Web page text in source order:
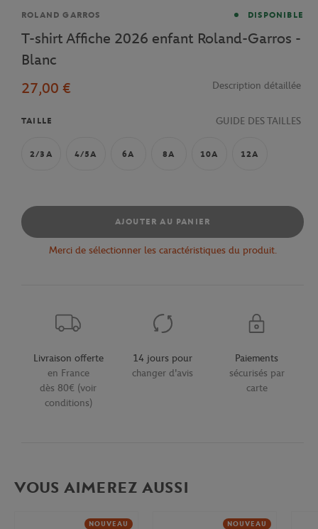
Marque
ROLAND GARROS DISPONIBLE
T-shirt Affiche 2026 enfant Roland-Garros -
Blanc
27,00 €
Description détaillée
TAILLE GUIDE DES TAILLES
2/3A 4/5A 6A 8A 10A 12A
AJOUTER AU PANIER
Merci de sélectionner les caractéristiques du produit.
Livraison offerte
en France
dès 80€ (voir
conditions)
14 jours pour
changer d'avis
Paiements
sécurisés par
carte
VOUS AIMEREZ AUSSI
NOUVEAU NOUVEAU